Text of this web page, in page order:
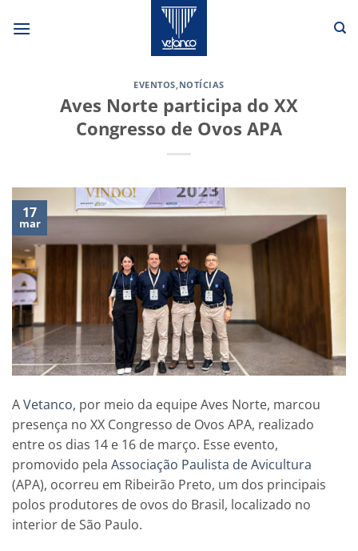
EVENTOS,NOTÍCIAS
Aves Norte participa do XX
Congresso de Ovos APA
17
mar
AVetanco, por meio da equipe Aves Norte, marcou
presença no XX Congresso de Ovos APA, realizado
entre os dias 14 e 16 de março. Esse evento,
promovido pela Associação Paulista de Avicultura
(APA), ocorreu em Ribeirão Preto, um dos principais
polos produtores de ovos do Brasil, localizado no
interior de São Paulo.